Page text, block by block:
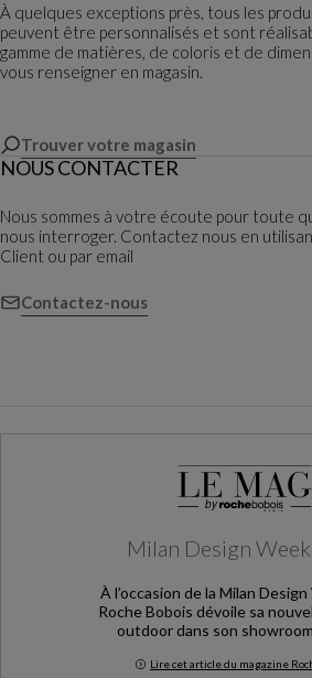
À quelques exceptions près, tous les
peuvent être personnalisés et sont
gamme de matières, de coloris et de
vous renseigner en magasin.
Trouver votre magasin
NOUS CONTACTER
Nous sommes à votre écoute pour toute
nous interroger. Contactez nous en
Client ou par email
Contactez-nous
Milan Design
À l’occasion de la Milan
Roche Bobois dévoile sa
outdoor dans son
Lire cet article du magazine
Milan